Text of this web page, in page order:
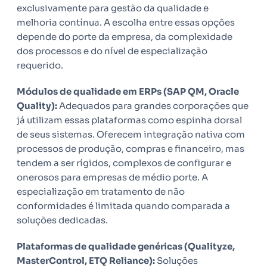
exclusivamente para gestão da qualidade e
melhoria contínua. A escolha entre essas opções
depende do porte da empresa, da complexidade
dos processos e do nível de especialização
requerido.
Módulos de qualidade em ERPs (SAP QM, Oracle
Quality): Adequados para grandes corporações que
já utilizam essas plataformas como espinha dorsal
de seus sistemas. Oferecem integração nativa com
processos de produção, compras e financeiro, mas
tendem a ser rígidos, complexos de configurar e
onerosos para empresas de médio porte. A
especialização em tratamento de não
conformidades é limitada quando comparada a
soluções dedicadas.
Plataformas de qualidade genéricas (Qualityze,
MasterControl, ETQ Reliance): Soluções